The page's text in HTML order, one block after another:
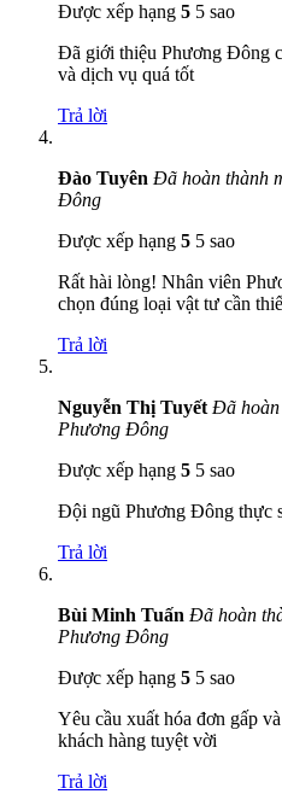
Được xếp hạng 5 5 sao
Đã giới thiệu Phương Đông
và dịch vụ quá tốt
Trả lời
Đào Tuyên Đã hoàn thành
Đông
Được xếp hạng 5 5 sao
Rất hài lòng! Nhân viên
chọn đúng loại vật tư cần
Trả lời
Nguyễn Thị Tuyết Đã hoàn
Phương Đông
Được xếp hạng 5 5 sao
Đội ngũ Phương Đông thực
Trả lời
Bùi Minh Tuấn Đã hoàn
Phương Đông
Được xếp hạng 5 5 sao
Yêu cầu xuất hóa đơn gấp
khách hàng tuyệt vời
Trả lời